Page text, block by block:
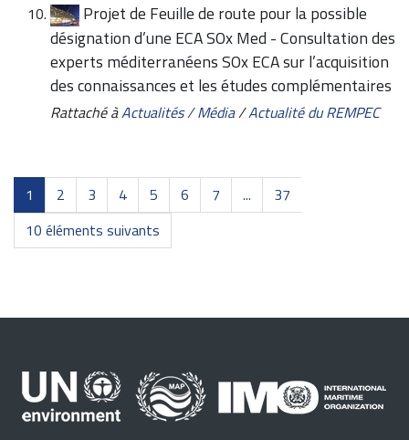
Projet de Feuille de route pour la possible
désignation d’une ECA SOx Med - Consultation des
experts méditerranéens SOx ECA sur l’acquisition
des connaissances et les études complémentaires
Rattaché àActualités / Média/Actualité du REMPEC
1 2 3 4 5 6 7 ...
37
10 éléments suivants